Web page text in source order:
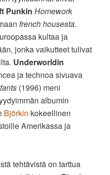
Punkin Homework
french housesta.
kultaa ja
jonka vaikutteet tulivat
Underworldin
ja technoa sivuava
(1996) meni
albumin
Björkin kokeellinen
Amerikassa ja
tehtävistä on tarttua